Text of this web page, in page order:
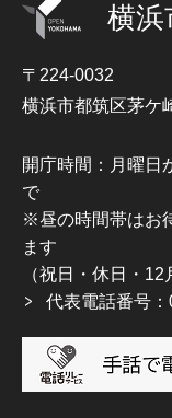
横浜
〒224-0032
横浜市都筑区茅ケ
開庁時間：月曜日
で
※昼の時間帯はお
ます
（祝日・休日・
代表電話番号